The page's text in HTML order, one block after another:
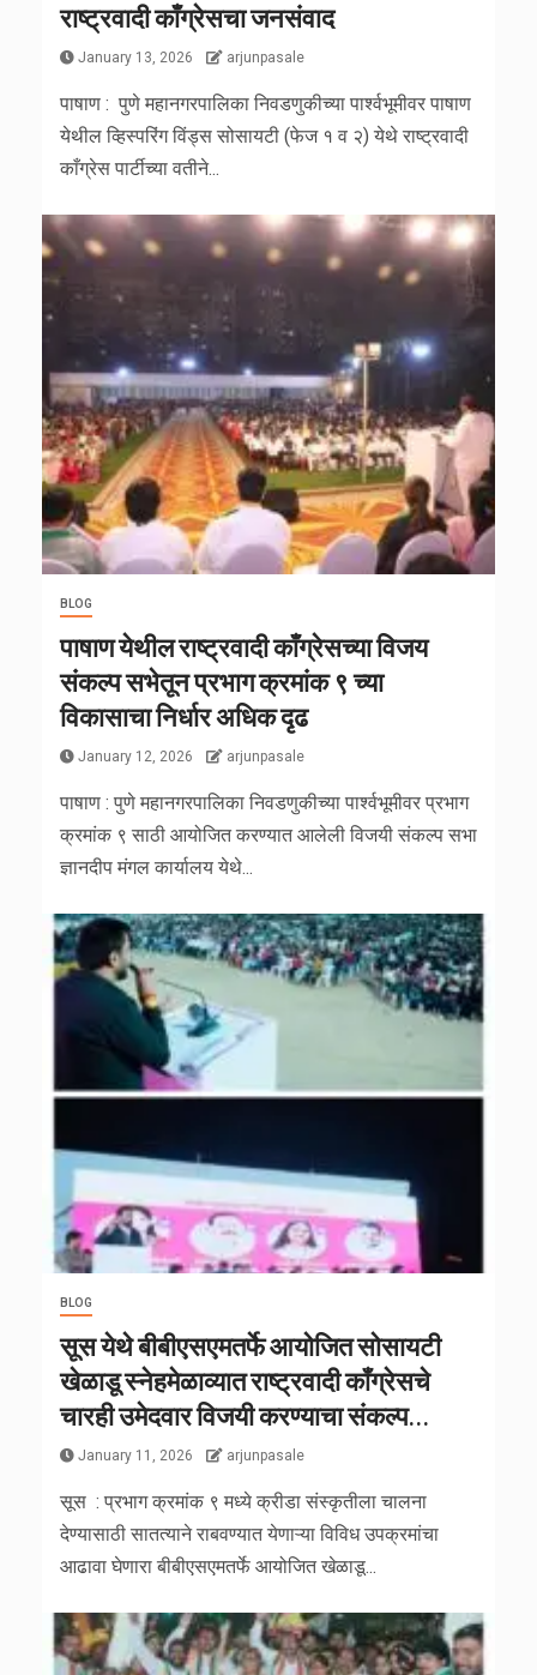
राष्ट्रवादी काँग्रेसचा जनसंवाद
January 13, 2026 arjunpasale
पाषाण : पुणे महानगरपालिका निवडणुकीच्या पार्श्वभूमीवर पाषाण
येथील व्हिस्परिंग विंड्स सोसायटी (फेज १ व २) येथे राष्ट्रवादी
काँग्रेस पार्टीच्या वतीने...
BLOG
पाषाण येथील राष्ट्रवादी काँग्रेसच्या विजय
संकल्प सभेतून प्रभाग क्रमांक ९ च्या
विकासाचा निर्धार अधिक दृढ
January 12, 2026 arjunpasale
पाषाण : पुणे महानगरपालिका निवडणुकीच्या पार्श्वभूमीवर प्रभाग
क्रमांक ९ साठी आयोजित करण्यात आलेली विजयी संकल्प सभा
ज्ञानदीप मंगल कार्यालय येथे...
BLOG
सूस येथे बीबीएसएमतर्फे आयोजित सोसायटी
खेळाडू स्नेहमेळाव्यात राष्ट्रवादी कॉंग्रेसचे
चारही उमेदवार विजयी करण्याचा संकल्प…
January 11, 2026 arjunpasale
सूस : प्रभाग क्रमांक ९ मध्ये क्रीडा संस्कृतीला चालना
देण्यासाठी सातत्याने राबवण्यात येणाऱ्या विविध उपक्रमांचा
आढावा घेणारा बीबीएसएमतर्फे आयोजित खेळाडू...